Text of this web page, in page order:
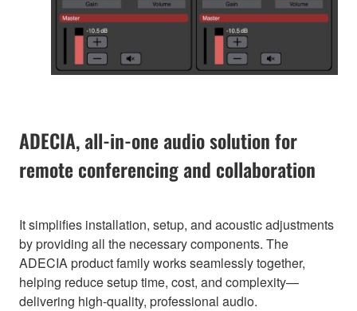
ADECIA, all-in-one audio solution for
remote conferencing and collaboration
It simplifies installation, setup, and acoustic adjustments
by providing all the necessary components. The
ADECIA product family works seamlessly together,
helping reduce setup time, cost, and complexity—
delivering high-quality, professional audio.